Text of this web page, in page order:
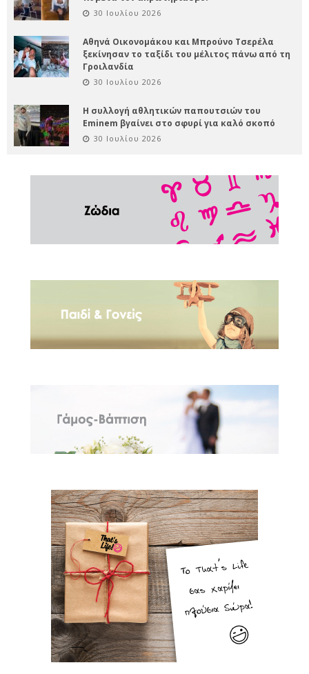
30 Ιουλίου 2026
Αθηνά Οικονομάκου και Μπρούνο Τσερέλα
ξεκίνησαν το ταξίδι του μέλιτος πάνω από τη
Γροιλανδία
30 Ιουλίου 2026
Η συλλογή αθλητικών παπουτσιών του
Eminem βγαίνει στο σφυρί για καλό σκοπό
30 Ιουλίου 2026